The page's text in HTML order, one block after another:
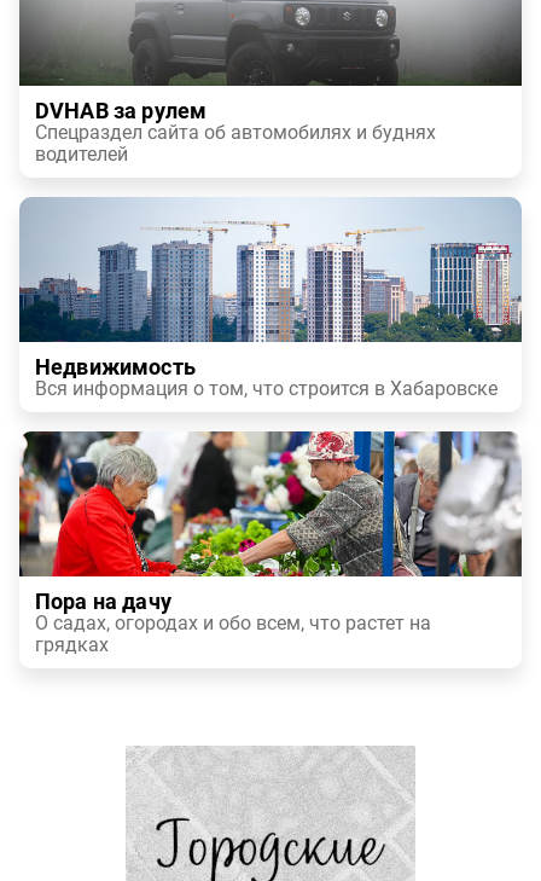
DVHAB за рулем
Спецраздел сайта об автомобилях и буднях
водителей
Недвижимость
Вся информация о том, что строится в Хабаровске
Пора на дачу
О садах, огородах и обо всем, что растет на
грядках